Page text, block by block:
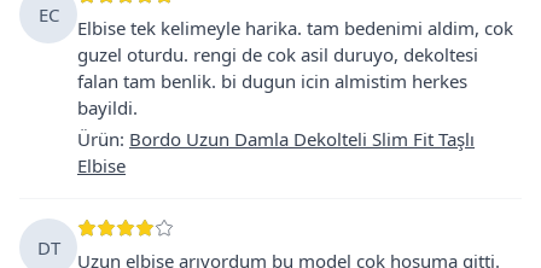
EC
Elbise tek kelimeyle harika. tam bedenimi aldim, cok
guzel oturdu. rengi de cok asil duruyo, dekoltesi
falan tam benlik. bi dugun icin almistim herkes
bayildi.
Ürün: Bordo Uzun Damla Dekolteli Slim Fit Taşlı
Elbise
DT
Uzun elbise arıyordum bu model çok hoşuma gitti.